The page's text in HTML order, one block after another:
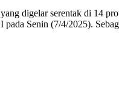
digelar serentak di 14
Senin (7/4/2025).